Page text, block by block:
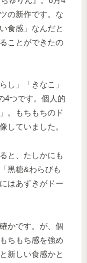
の新作です。な
食感」なんだと
ことができたの
し」「きなこ」
4つです。個人的
。もちもちのド
していました。
と、たしかにも
黒糖&わらびも
はあずきがドー
かです。が、個
ちもち感を強め
新しい食感かと